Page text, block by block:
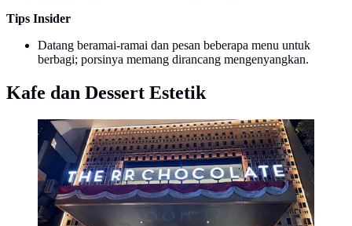
Tips Insider
Datang beramai-ramai dan pesan beberapa menu untuk
berbagi; porsinya memang dirancang mengenyangkan.
Kafe dan Dessert Estetik